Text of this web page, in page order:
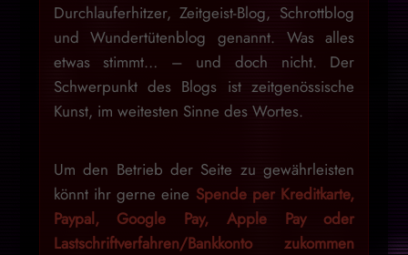
Durchlauferhitzer, Zeitgeist-Blog, Schrottblog
und Wundertütenblog genannt. Was alles
etwas stimmt… – und doch nicht. Der
Schwerpunkt des Blogs ist zeitgenössische
Kunst, im weitesten Sinne des Wortes.
Um den Betrieb der Seite zu gewährleisten
könnt ihr gerne eine Spende per Kreditkarte,
Paypal, Google Pay, Apple Pay oder
Lastschriftverfahren/Bankkonto zukommen